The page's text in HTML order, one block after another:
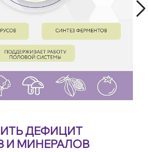
ДЕФИЦИТ
И МИНЕРАЛОВ